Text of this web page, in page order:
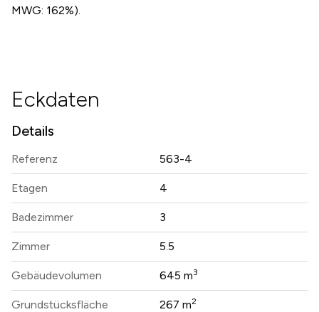
MWG: 162%).
Eckdaten
Details
Referenz 563-4
Etagen 4
Badezimmer 3
Zimmer 5.5
Gebäudevolumen 645 m3
Grundstücksfläche 267 m2